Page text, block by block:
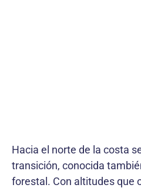
Hacia el norte de la costa
transición, conocida
forestal. Con altitudes que